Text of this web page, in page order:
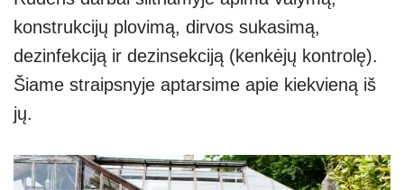
konstrukcijų plovimą, dirvos sukasimą,
dezinfekciją ir dezinsekciją (kenkėjų kontrolę).
Šiame straipsnyje aptarsime apie kiekvieną iš
jų.